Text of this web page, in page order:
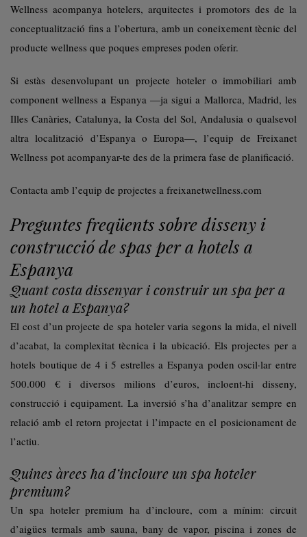
Wellness acompanya hotelers, arquitectes i promotors des de la
conceptualització fins a l’obertura, amb un coneixement tècnic del
producte wellness que poques empreses poden oferir.
Si estàs desenvolupant un projecte hoteler o immobiliari amb
component wellness a Espanya —ja sigui a Mallorca, Madrid, les
Illes Canàries, Catalunya, la Costa del Sol, Andalusia o qualsevol
altra localització d’Espanya o Europa—, l’equip de Freixanet
Wellness pot acompanyar-te des de la primera fase de planificació.
Contacta amb l’equip de projectes a freixanetwellness.com
Preguntes freqüents sobre disseny i
construcció de spas per a hotels a
Espanya
Quant costa dissenyar i construir un spa per a
un hotel a Espanya?
El cost d’un projecte de spa hoteler varia segons la mida, el nivell
d’acabat, la complexitat tècnica i la ubicació. Els projectes per a
hotels boutique de 4 i 5 estrelles a Espanya poden oscil·lar entre
500.000 € i diversos milions d’euros, incloent-hi disseny,
construcció i equipament. La inversió s’ha d’analitzar sempre en
relació amb el retorn projectat i l’impacte en el posicionament de
l’actiu.
Quines àrees ha d’incloure un spa hoteler
premium?
Un spa hoteler premium ha d’incloure, com a mínim: circuit
d’aigües termals amb sauna, bany de vapor, piscina i zones de